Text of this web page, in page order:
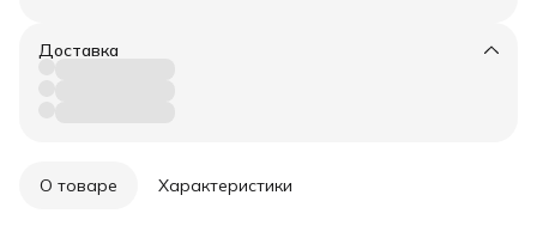
Доставка
О товаре Характеристики